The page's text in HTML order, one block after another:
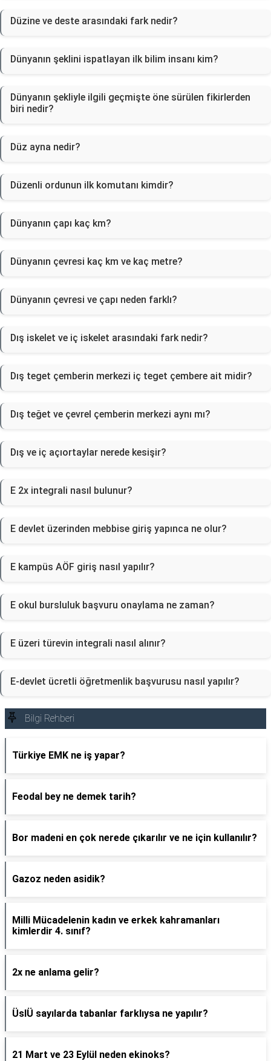
Düzine ve deste arasındaki fark nedir?
Dünyanın şeklini ispatlayan ilk bilim insanı kim?
Dünyanın şekliyle ilgili geçmişte öne sürülen fikirlerden
biri nedir?
Düz ayna nedir?
Düzenli ordunun ilk komutanı kimdir?
Dünyanın çapı kaç km?
Dünyanın çevresi kaç km ve kaç metre?
Dünyanın çevresi ve çapı neden farklı?
Dış iskelet ve iç iskelet arasındaki fark nedir?
Dış teget çemberin merkezi iç teget çembere ait midir?
Dış teğet ve çevrel çemberin merkezi aynı mı?
Dış ve iç açıortaylar nerede kesişir?
E 2x integrali nasıl bulunur?
E devlet üzerinden mebbise giriş yapınca ne olur?
E kampüs AÖF giriş nasıl yapılır?
E okul bursluluk başvuru onaylama ne zaman?
E üzeri türevin integrali nasıl alınır?
E-devlet ücretli öğretmenlik başvurusu nasıl yapılır?
Bilgi Rehberi
Türkiye EMK ne iş yapar?
Feodal bey ne demek tarih?
Bor madeni en çok nerede çıkarılır ve ne için kullanılır?
Gazoz neden asidik?
Milli Mücadelenin kadın ve erkek kahramanları
kimlerdir 4. sınıf?
2x ne anlama gelir?
ÜslÜ sayılarda tabanlar farklıysa ne yapılır?
21 Mart ve 23 Eylül neden ekinoks?